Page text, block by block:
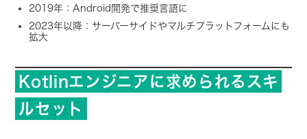
2019年：Android開発で推奨言語に
2023年以降：サーバーサイドやマルチプラットフォームにも
拡大
Kotlinエンジニアに求められるスキ
ルセット